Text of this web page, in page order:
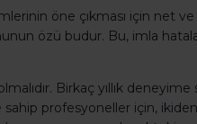
öne çıkması için net ve
özü budur. Bu, imla
Birkaç yıllık
profesyoneller için,